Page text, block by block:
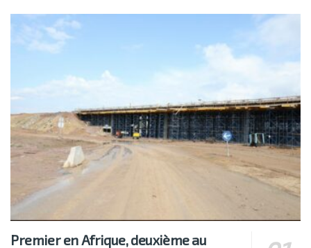
Premier en Afrique, deuxième au